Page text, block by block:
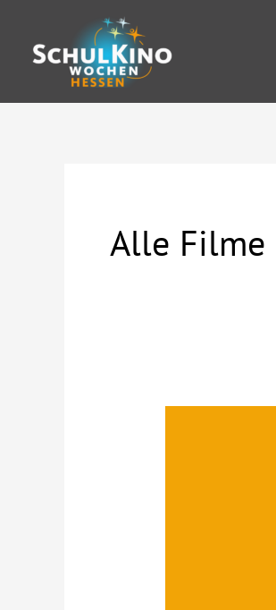
Inhalt
springen
Alle Filme